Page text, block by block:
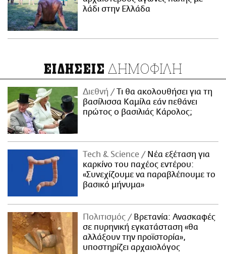
λάδι στην Ελλάδα
ΕΙΔΗΣΕΙΣ ΔΗΜΟΦΙΛΗ
Διεθνή
Τι θα ακολουθήσει για τη
βασίλισσα Καμίλα εάν πεθάνει
πρώτος ο βασιλιάς Κάρολος;
Τech & Science
Νέα εξέταση για
καρκίνο του παχέος εντέρου:
«Συνεχίζουμε να παραβλέπουμε το
βασικό μήνυμα»
Πολιτισμός
Βρετανία: Ανασκαφές
σε πυρηνική εγκατάσταση «θα
αλλάξουν την προϊστορία»,
υποστηρίζει αρχαιολόγος